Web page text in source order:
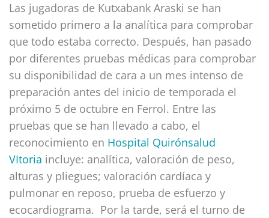
Las jugadoras de Kutxabank Araski se han
sometido primero a la analítica para comprobar
que todo estaba correcto. Después, han pasado
por diferentes pruebas médicas para comprobar
su disponibilidad de cara a un mes intenso de
preparación antes del inicio de temporada el
próximo 5 de octubre en Ferrol. Entre las
pruebas que se han llevado a cabo, el
reconocimiento en Hospital Quirónsalud
VItoria incluye: analítica, valoración de peso,
alturas y pliegues; valoración cardíaca y
pulmonar en reposo, prueba de esfuerzo y
ecocardiograma. Por la tarde, será el turno de